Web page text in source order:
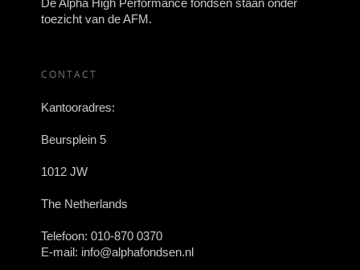
De Alpha High Performance fondsen staan onder
toezicht van de AFM.
CONTACT
Kantooradres:
Beursplein 5
1012 JW
The Netherlands
Telefoon: 010-870 0370
E-mail: info@alphafondsen.nl